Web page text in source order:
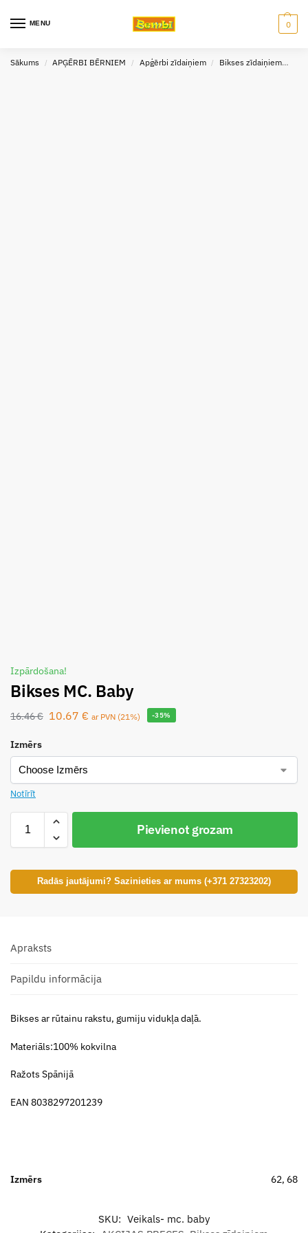
MENU 0
Sākums / APĢĒRBI BĒRNIEM / Apģērbi zīdaiņiem / Bikses zīdaiņiem
Izpārdošana!
Bikses MC. Baby
16.46€ 10.67 € ar PVN (21%) -35%
Izmērs
Notīrīt
Pievienot grozam
Radās jautājumi? Sazinieties ar mums (+371 27323202)
Apraksts
Papildu informācija
Bikses ar rūtainu rakstu, gumiju vidukļa daļā.
Materiāls:100% kokvilna
Ražots Spānijā
EAN 8038297201239
Izmērs 62, 68
SKU: Veikals- mc. baby